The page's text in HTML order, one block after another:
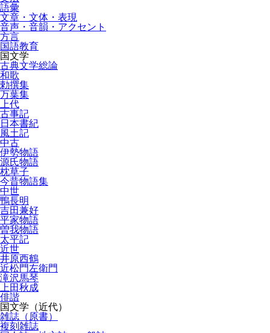
語彙
文章・文体・表現
音声・音韻・アクセント
方言
国語教育
国文学
古典文学総論
和歌
勅撰集
万葉集
上代
古事記
日本書紀
風土記
中古
伊勢物語
源氏物語
枕草子
今昔物語集
中世
鴨長明
吉田兼好
平家物語
曽我物語
太平記
近世
井原西鶴
近松門左衛門
滝沢馬琴
上田秋成
俳諧
国文学（近代）
雑誌（原書）
複刻雑誌